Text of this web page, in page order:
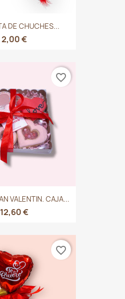
DE CHUCHES...
2,00 €
VALENTIN. CAJA...
12,60 €
favorite_border
favorite_border